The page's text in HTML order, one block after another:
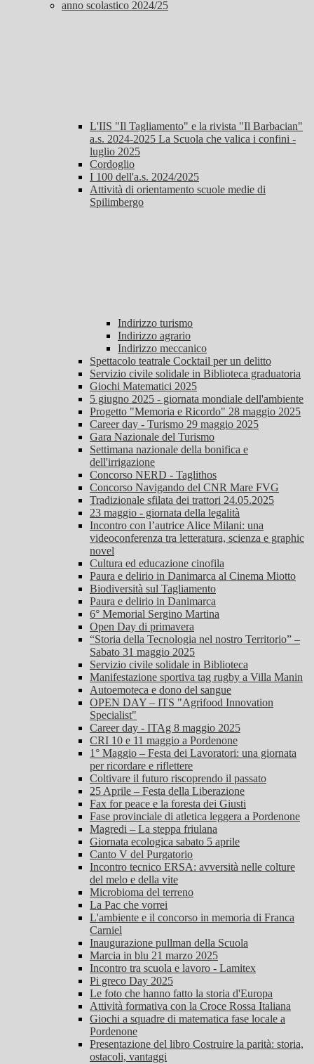
anno scolastico 2024/25
L'IIS "Il Tagliamento" e la rivista "Il Barbacian"
a.s. 2024-2025 La Scuola che valica i confini -
luglio 2025
Cordoglio
I 100 dell'a.s. 2024/2025
Attività di orientamento scuole medie di
Spilimbergo
Indirizzo turismo
Indirizzo agrario
Indirizzo meccanico
Spettacolo teatrale Cocktail per un delitto
Servizio civile solidale in Biblioteca graduatoria
Giochi Matematici 2025
5 giugno 2025 - giornata mondiale dell'ambiente
Progetto "Memoria e Ricordo" 28 maggio 2025
Career day - Turismo 29 maggio 2025
Gara Nazionale del Turismo
Settimana nazionale della bonifica e
dell'irrigazione
Concorso NERD - Taglithos
Concorso Navigando del CNR Mare FVG
Tradizionale sfilata dei trattori 24.05.2025
23 maggio - giornata della legalità
Incontro con l’autrice Alice Milani: una
videoconferenza tra letteratura, scienza e graphic
novel
Cultura ed educazione cinofila
Paura e delirio in Danimarca al Cinema Miotto
Biodiversità sul Tagliamento
Paura e delirio in Danimarca
6° Memorial Sergino Martina
Open Day di primavera
“Storia della Tecnologia nel nostro Territorio” –
Sabato 31 maggio 2025
Servizio civile solidale in Biblioteca
Manifestazione sportiva tag rugby a Villa Manin
Autoemoteca e dono del sangue
OPEN DAY – ITS "Agrifood Innovation
Specialist"
Career day - ITAg 8 maggio 2025
CRI 10 e 11 maggio a Pordenone
1° Maggio – Festa dei Lavoratori: una giornata
per ricordare e riflettere
Coltivare il futuro riscoprendo il passato
25 Aprile – Festa della Liberazione
Fax for peace e la foresta dei Giusti
Fase provinciale di atletica leggera a Pordenone
Magredi – La steppa friulana
Giornata ecologica sabato 5 aprile
Canto V del Purgatorio
Incontro tecnico ERSA: avversità nelle colture
del melo e della vite
Microbioma del terreno
La Pac che vorrei
L'ambiente e il concorso in memoria di Franca
Carniel
Inaugurazione pullman della Scuola
Marcia in blu 21 marzo 2025
Incontro tra scuola e lavoro - Lamitex
Pi greco Day 2025
Le foto che hanno fatto la storia d'Europa
Attività formativa con la Croce Rossa Italiana
Giochi a squadre di matematica fase locale a
Pordenone
Presentazione del libro Costruire la parità: storia,
ostacoli, vantaggi